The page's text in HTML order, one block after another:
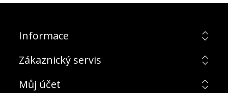
Informace
Zákaznický servis
Můj účet